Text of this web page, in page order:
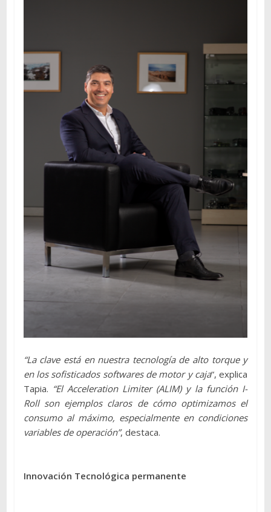
“La clave está en nuestra tecnología de alto torque y
en los sofisticados softwares de motor y caja“, explica
Tapia. “El Acceleration Limiter (ALIM) y la función I-
Roll son ejemplos claros de cómo optimizamos el
consumo al máximo, especialmente en condiciones
variables de operación”, destaca.
Innovación Tecnológica permanente